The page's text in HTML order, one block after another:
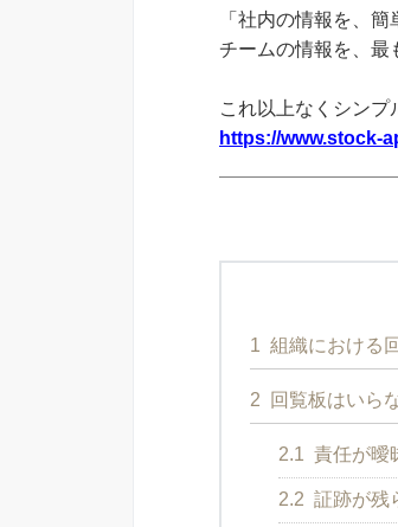
「社内の情報を、簡
チームの情報を、最
これ以上なくシンプ
https://www.stock-
1 組織における
2 回覧板はいら
2.1 責任が曖
2.2 証跡が残